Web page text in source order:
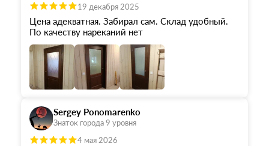
19 декабря 2025
Цена адекватная. Забирал сам. Склад удобный.
По качеству нареканий нет
Sergey Ponomarenko
Знаток города 9 уровня
4 мая 2026